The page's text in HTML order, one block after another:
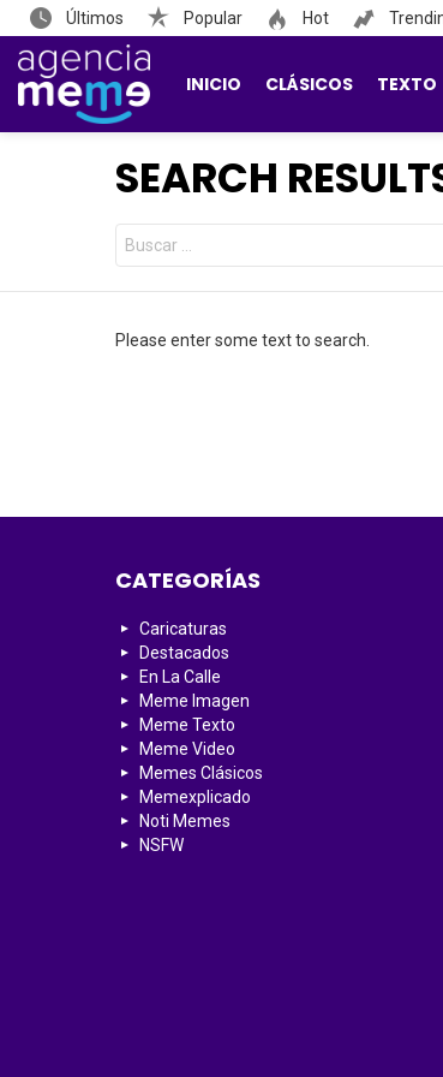
Últimos Popular Hot
INICIO CLÁSICOS TEXTO
SEARCH
Search
for:
Please enter some text to search.
CATEGORÍAS
Caricaturas
Destacados
En La Calle
Meme Imagen
Meme Texto
Meme Video
Memes Clásicos
Memexplicado
Noti Memes
NSFW